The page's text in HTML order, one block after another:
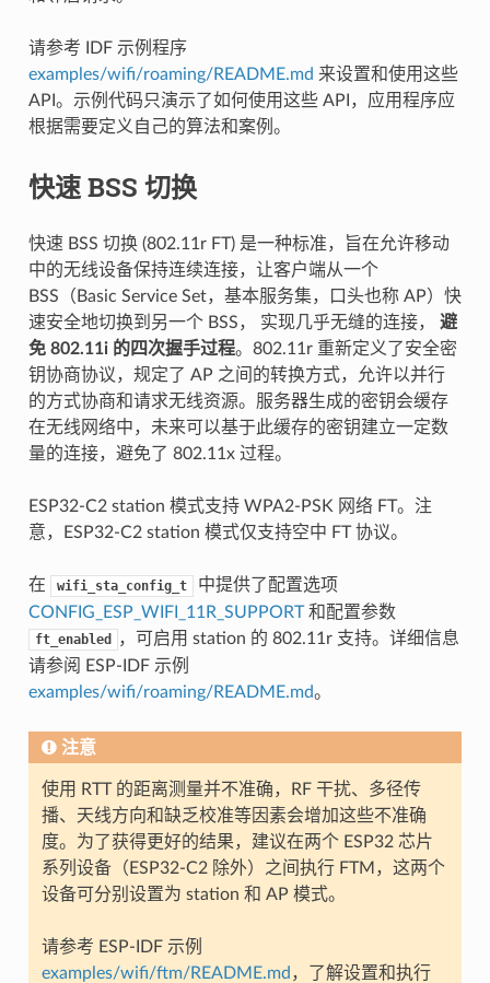
请参考 IDF 示例程序
examples/wifi/roaming/README.md 来设置和使用这些
API。示例代码只演示了如何使用这些 API，应用程序应
根据需要定义自己的算法和案例。
快速 BSS 切换
快速 BSS 切换 (802.11r FT) 是一种标准，旨在允许移动
中的无线设备保持连续连接，让客户端从一个
BSS（Basic Service Set，基本服务集，口头也称 AP）快
速安全地切换到另一个 BSS， 实现几乎无缝的连接， 避
免 802.11i 的四次握手过程。802.11r 重新定义了安全密
钥协商协议，规定了 AP 之间的转换方式，允许以并行
的方式协商和请求无线资源。服务器生成的密钥会缓存
在无线网络中，未来可以基于此缓存的密钥建立一定数
量的连接，避免了 802.11x 过程。
ESP32-C2 station 模式支持 WPA2-PSK 网络 FT。注
意，ESP32-C2 station 模式仅支持空中 FT 协议。
在 wifi_sta_config_t
中提供了配置选项
CONFIG_ESP_WIFI_11R_SUPPORT和配置参数
ft_enabled
，可启用 station 的 802.11r 支持。详细信息
请参阅 ESP-IDF 示例
examples/wifi/roaming/README.md。
注意
使用 RTT 的距离测量并不准确，RF 干扰、多径传
播、天线方向和缺乏校准等因素会增加这些不准确
度。为了获得更好的结果，建议在两个 ESP32 芯片
系列设备（ESP32-C2 除外）之间执行 FTM，这两个
设备可分别设置为 station 和 AP 模式。
请参考 ESP-IDF 示例
examples/wifi/ftm/README.md ，了解设置和执行